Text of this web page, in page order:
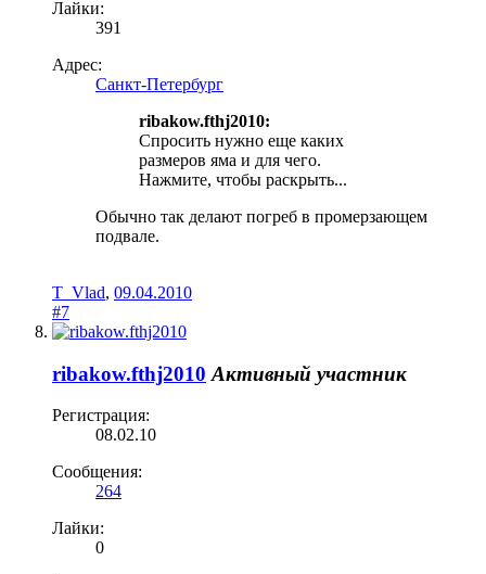
Лайки:
391
Адрес:
Санкт-Петербург
ribakow.fthj2010:
Спросить нужно еще каких
размеров яма и для чего.
Нажмите, чтобы раскрыть...
Обычно так делают погреб в промерзающем
подвале.
T_Vlad, 09.04.2010
#7
ribakow.fthj2010 Активный участник
Регистрация:
08.02.10
Сообщения:
264
Лайки:
0